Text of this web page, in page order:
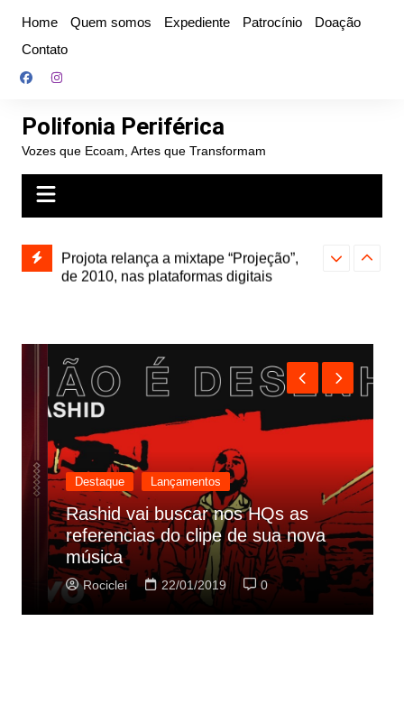
conteúdo
Home Quem somos Expediente Patrocínio
Doação
Contato
Polifonia Periférica
Vozes que Ecoam, Artes que Transformam
e abre
autoral,
Projota relança a mixtape “Projeção”,
de 2010, nas plataformas digitais
Farofa
Destaque Lançamentos
Rashid vai buscar nos HQs as
referencias do clipe de sua nova
música
Rociclei 22/01/2019